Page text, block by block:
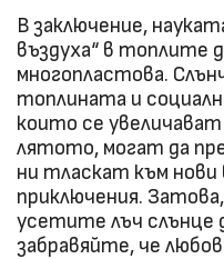
В заключение,
въздуха“ в топлите
многопластова.
топлината и
които се
лятото, могат да
ни тласкат към нови
приключения.
усетите лъч слънце
забравяйте, че